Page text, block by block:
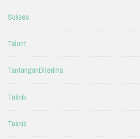
Sukses
Talent
TantanganDiterima
Teknik
Teknis